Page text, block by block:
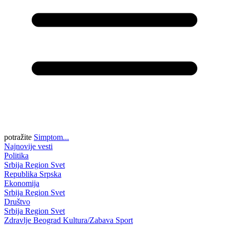
potražite Simptom...
Najnovije vesti
Politika
Srbija Region Svet
Republika Srpska
Ekonomija
Srbija Region Svet
Društvo
Srbija Region Svet
Zdravlje Beograd Kultura/Zabava Sport